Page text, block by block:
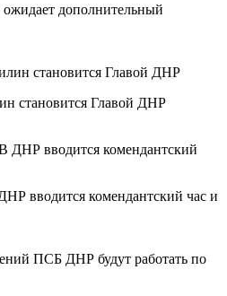
дополнительный
становится Главой ДНР
вводится комендантский час и